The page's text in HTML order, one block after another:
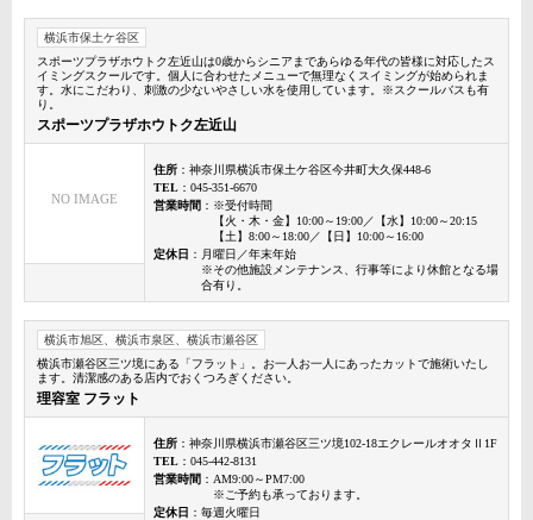
横浜市保土ケ谷区
スポーツプラザホウトク左近山は0歳からシニアまであらゆる年代の皆様に対応したス
イミングスクールです。個人に合わせたメニューで無理なくスイミングが始められま
す。水にこだわり、刺激の少ないやさしい水を使用しています。※スクールバスも有
り。
スポーツプラザホウトク左近山
NO IMAGE
住所 ：神奈川県横浜市保土ケ谷区今井町大久保448-6
TEL ：045-351-6670
営業時間 ：※受付時間
【火・木・金】10:00～19:00／【水】10:00～20:15
【土】8:00～18:00／【日】10:00～16:00
定休日 ：月曜日／年末年始
※その他施設メンテナンス、行事等により休館となる場
合有り。
横浜市旭区、横浜市泉区、横浜市瀬谷区
横浜市瀬谷区三ツ境にある「フラット」。お一人お一人にあったカットで施術いたし
ます。清潔感のある店内でおくつろぎください。
理容室 フラット
住所 ：神奈川県横浜市瀬谷区三ツ境102-18エクレールオオタⅡ1F
TEL ：045-442-8131
営業時間 ：AM9:00～PM7:00
※ご予約も承っております。
定休日 ：毎週火曜日